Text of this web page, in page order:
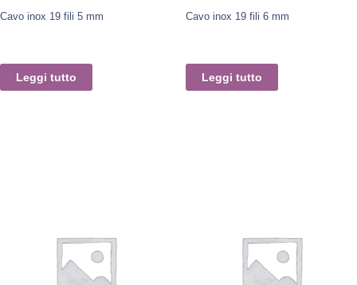
Cavo inox 19 fili 5 mm
Leggi tutto
Cavo inox 19 fili 6 mm
Leggi tutto